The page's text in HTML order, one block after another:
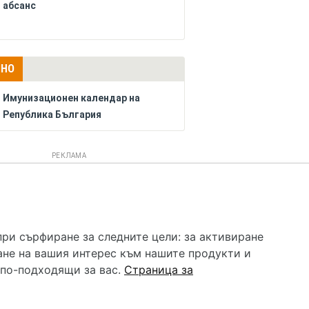
абсанс
Имунизационен календар на
Република България
РЕКЛАМА
все че се полагат всички усилия за обновяване и
и самолечението могат да бъдат опасни за
помощ!
сърфиране за следните цели: за активиране
на вашия интерес към нашите продукти и
подходящи за вас. Страница за